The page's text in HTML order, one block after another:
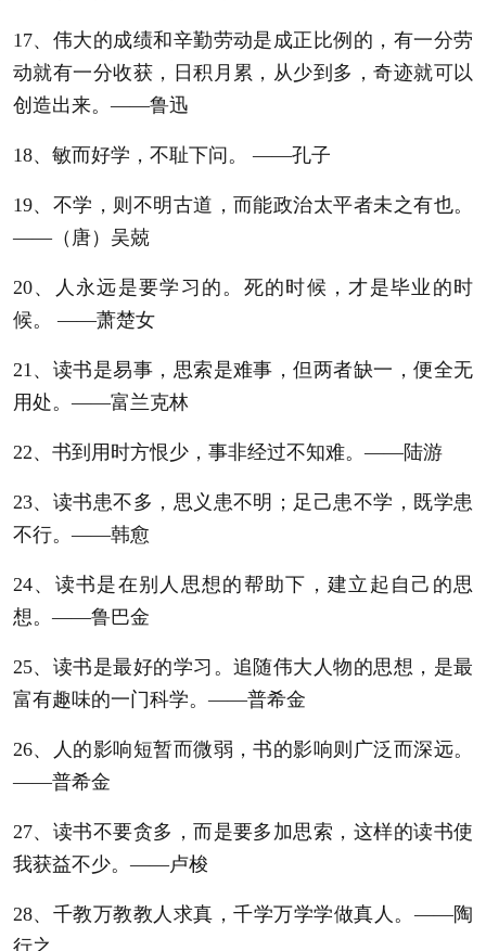
17、伟大的成绩和辛勤劳动是成正比例的，有一分劳
动就有一分收获，日积月累，从少到多，奇迹就可以
创造出来。——鲁迅
18、敏而好学，不耻下问。 ——孔子
19、不学，则不明古道，而能政治太平者未之有也。
——（唐）吴兢
20、人永远是要学习的。死的时候，才是毕业的时
候。 ——萧楚女
21、读书是易事，思索是难事，但两者缺一，便全无
用处。——富兰克林
22、书到用时方恨少，事非经过不知难。——陆游
23、读书患不多，思义患不明；足己患不学，既学患
不行。——韩愈
24、读书是在别人思想的帮助下，建立起自己的思
想。——鲁巴金
25、读书是最好的学习。追随伟大人物的思想，是最
富有趣味的一门科学。——普希金
26、人的影响短暂而微弱，书的影响则广泛而深远。
——普希金
27、读书不要贪多，而是要多加思索，这样的读书使
我获益不少。——卢梭
28、千教万教教人求真，千学万学学做真人。——陶
行之